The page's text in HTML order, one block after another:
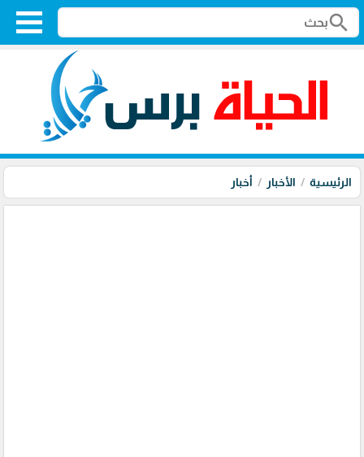
search
الرئيسية الأخبار أخبار